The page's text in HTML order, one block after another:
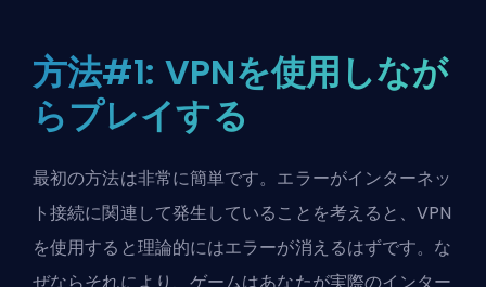
方法#1: VPNを使用しなが
らプレイする
最初の方法は非常に簡単です。エラーがインターネッ
ト接続に関連して発生していることを考えると、VPN
を使用すると理論的にはエラーが消えるはずです。な